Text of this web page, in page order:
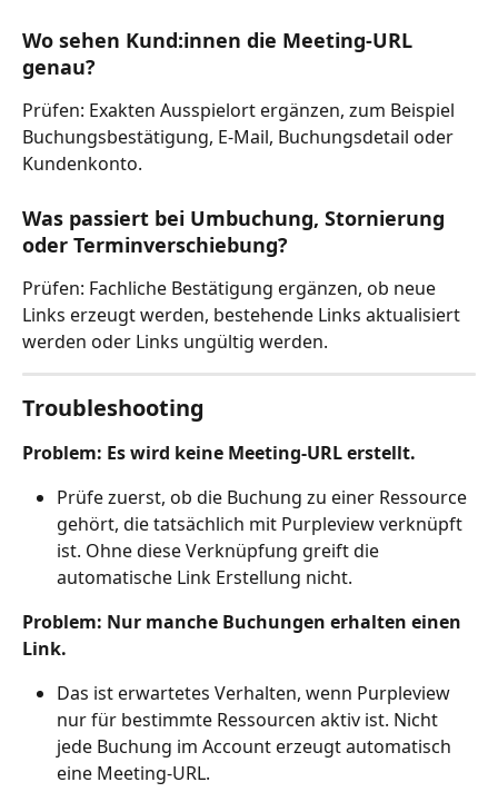
Wo sehen Kund:innen die Meeting-URL
genau?
Prüfen: Exakten Ausspielort ergänzen, zum Beispiel
Buchungsbestätigung, E-Mail, Buchungsdetail oder
Kundenkonto.
Was passiert bei Umbuchung, Stornierung
oder Terminverschiebung?
Prüfen: Fachliche Bestätigung ergänzen, ob neue
Links erzeugt werden, bestehende Links aktualisiert
werden oder Links ungültig werden.
Troubleshooting
Problem: Es wird keine Meeting-URL erstellt.
Prüfe zuerst, ob die Buchung zu einer Ressource
gehört, die tatsächlich mit Purpleview verknüpft
ist. Ohne diese Verknüpfung greift die
automatische Link Erstellung nicht.
Problem: Nur manche Buchungen erhalten einen
Link.
Das ist erwartetes Verhalten, wenn Purpleview
nur für bestimmte Ressourcen aktiv ist. Nicht
jede Buchung im Account erzeugt automatisch
eine Meeting-URL.